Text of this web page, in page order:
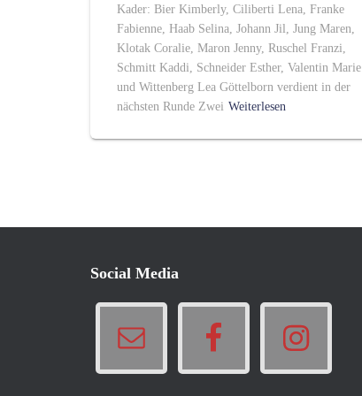
Kader: Bier Kimberly, Ciliberti Lena, Franke
Fabienne, Haab Selina, Johann Jil, Jung Maren,
Klotak Coralie, Maron Jenny, Ruschel Franzi,
Schmitt Kaddi, Schneider Esther, Valentin Marie
und Wittenberg Lea Göttelborn verdient in der
nächsten Runde Zwei Weiterlesen
Social Media